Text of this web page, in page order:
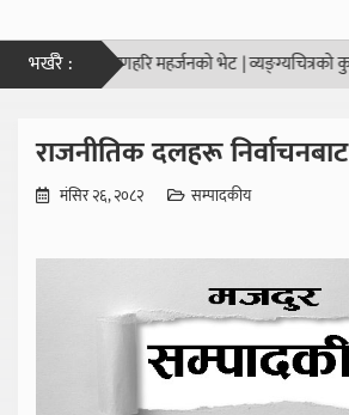
भर्खरै :
प्रमुख कृष्णहरि महर्जनको भेट |व्यङ्ग्यचित्रको कुनो |
राजनीतिक दलहरू
मंसिर २६, २०८२ सम्पादकीय